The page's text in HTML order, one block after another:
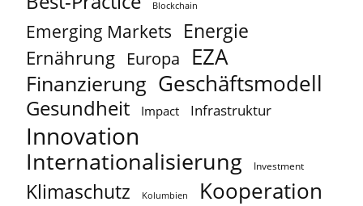
Blockchain
Emerging Markets Energie
Ernährung Europa EZA
Finanzierung Geschäftsmodell
Gesundheit Impact Infrastruktur
Innovation
Internationalisierung Investment
Klimaschutz Kolumbien Kooperation